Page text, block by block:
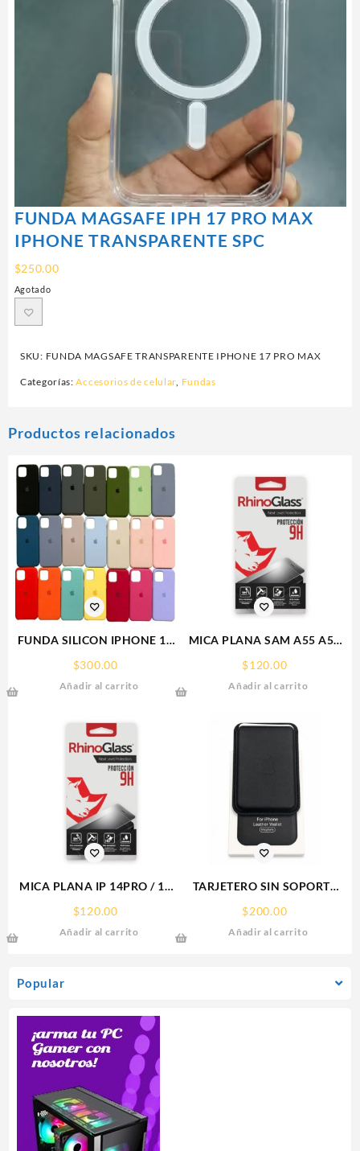
Popular
FUNDA MAGSAFE IPH 17 PRO MAX
IPHONE TRANSPARENTE SPC
$250.00
Agotado
SKU: FUNDA MAGSAFE TRANSPARENTE IPHONE 17 PRO MAX
Categorías:Accesorios de celular, Fundas
Productos relacionados
FUNDA SILICON IPHONE 13
$300.00
Añadir al carrito
MICA PLANA SAM A55 A56
$120.00
Añadir al carrito
MICA PLANA IP 14PRO / 15
IPHONE 9H RHINOGLASS
$120.00
Añadir al carrito
TARJETERO SIN SOPORTE
MAGSAFE FOR IPHONE
LEATHER WALLET MAGSAFE
$200.00
Añadir al carrito